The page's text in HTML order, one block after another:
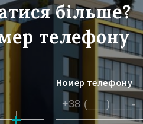
більше?
телефону
Номер телефону